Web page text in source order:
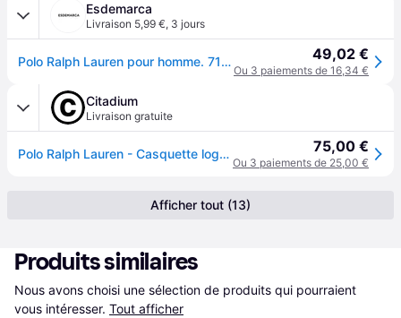
Esdemarca
Livraison 5,99 €, 3 jours
Polo Ralph Lauren pour homme. 710548524005 Casquette sport classique beige (OSFA), Casuel, Coton - Beige 49,02 €
Ou 3 paiements de 16,34 €
Citadium
Livraison gratuite
Polo Ralph Lauren - Casquette logo brodé en coton - Taille TU 75,00 €
Ou 3 paiements de 25,00 €
Afficher tout (13)
Produits similaires
Nous avons choisi une sélection de produits qui pourraient
vous intéresser. Tout afficher